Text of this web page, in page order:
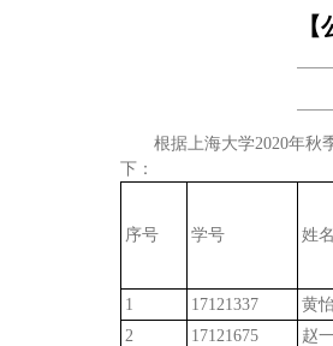
根据上海大学2020年秋
下：
序号 学号 姓名
1 17121337 黄
2
17121675 赵